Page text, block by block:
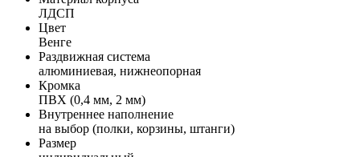
ЛДСП
Цвет
Венге
Раздвижная система
алюминиевая, нижнеопорная
Кромка
ПВХ (0,4 мм, 2 мм)
Внутреннее наполнение
на выбор (полки, корзины, штанги)
Размер